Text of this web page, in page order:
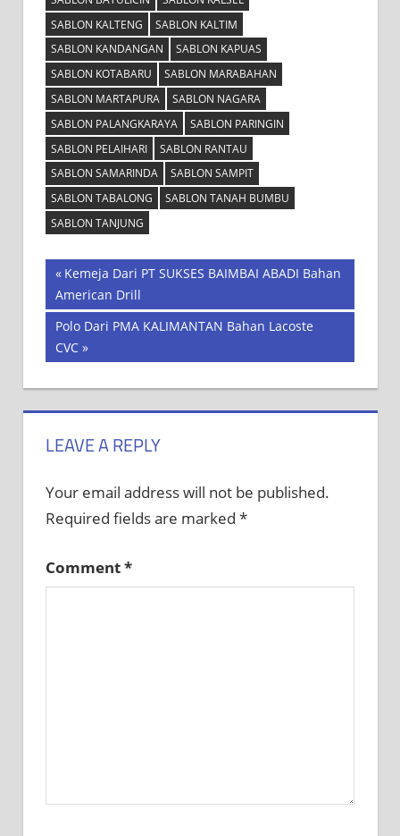
SABLON KALTENG
SABLON KALTIM
SABLON KANDANGAN
SABLON KAPUAS
SABLON KOTABARU
SABLON MARABAHAN
SABLON MARTAPURA
SABLON NAGARA
SABLON PALANGKARAYA
SABLON PARINGIN
SABLON PELAIHARI
SABLON RANTAU
SABLON SAMARINDA
SABLON SAMPIT
SABLON TABALONG
SABLON TANAH BUMBU
SABLON TANJUNG
Post
navigation
Previous
Post:
Kemeja Dari PT SUKSES BAIMBAI ABADI Bahan
American Drill
Next
Post:
Polo Dari PMA KALIMANTAN Bahan Lacoste
CVC
LEAVE A REPLY
Your email address will not be published.
Required fields are marked *
Comment*